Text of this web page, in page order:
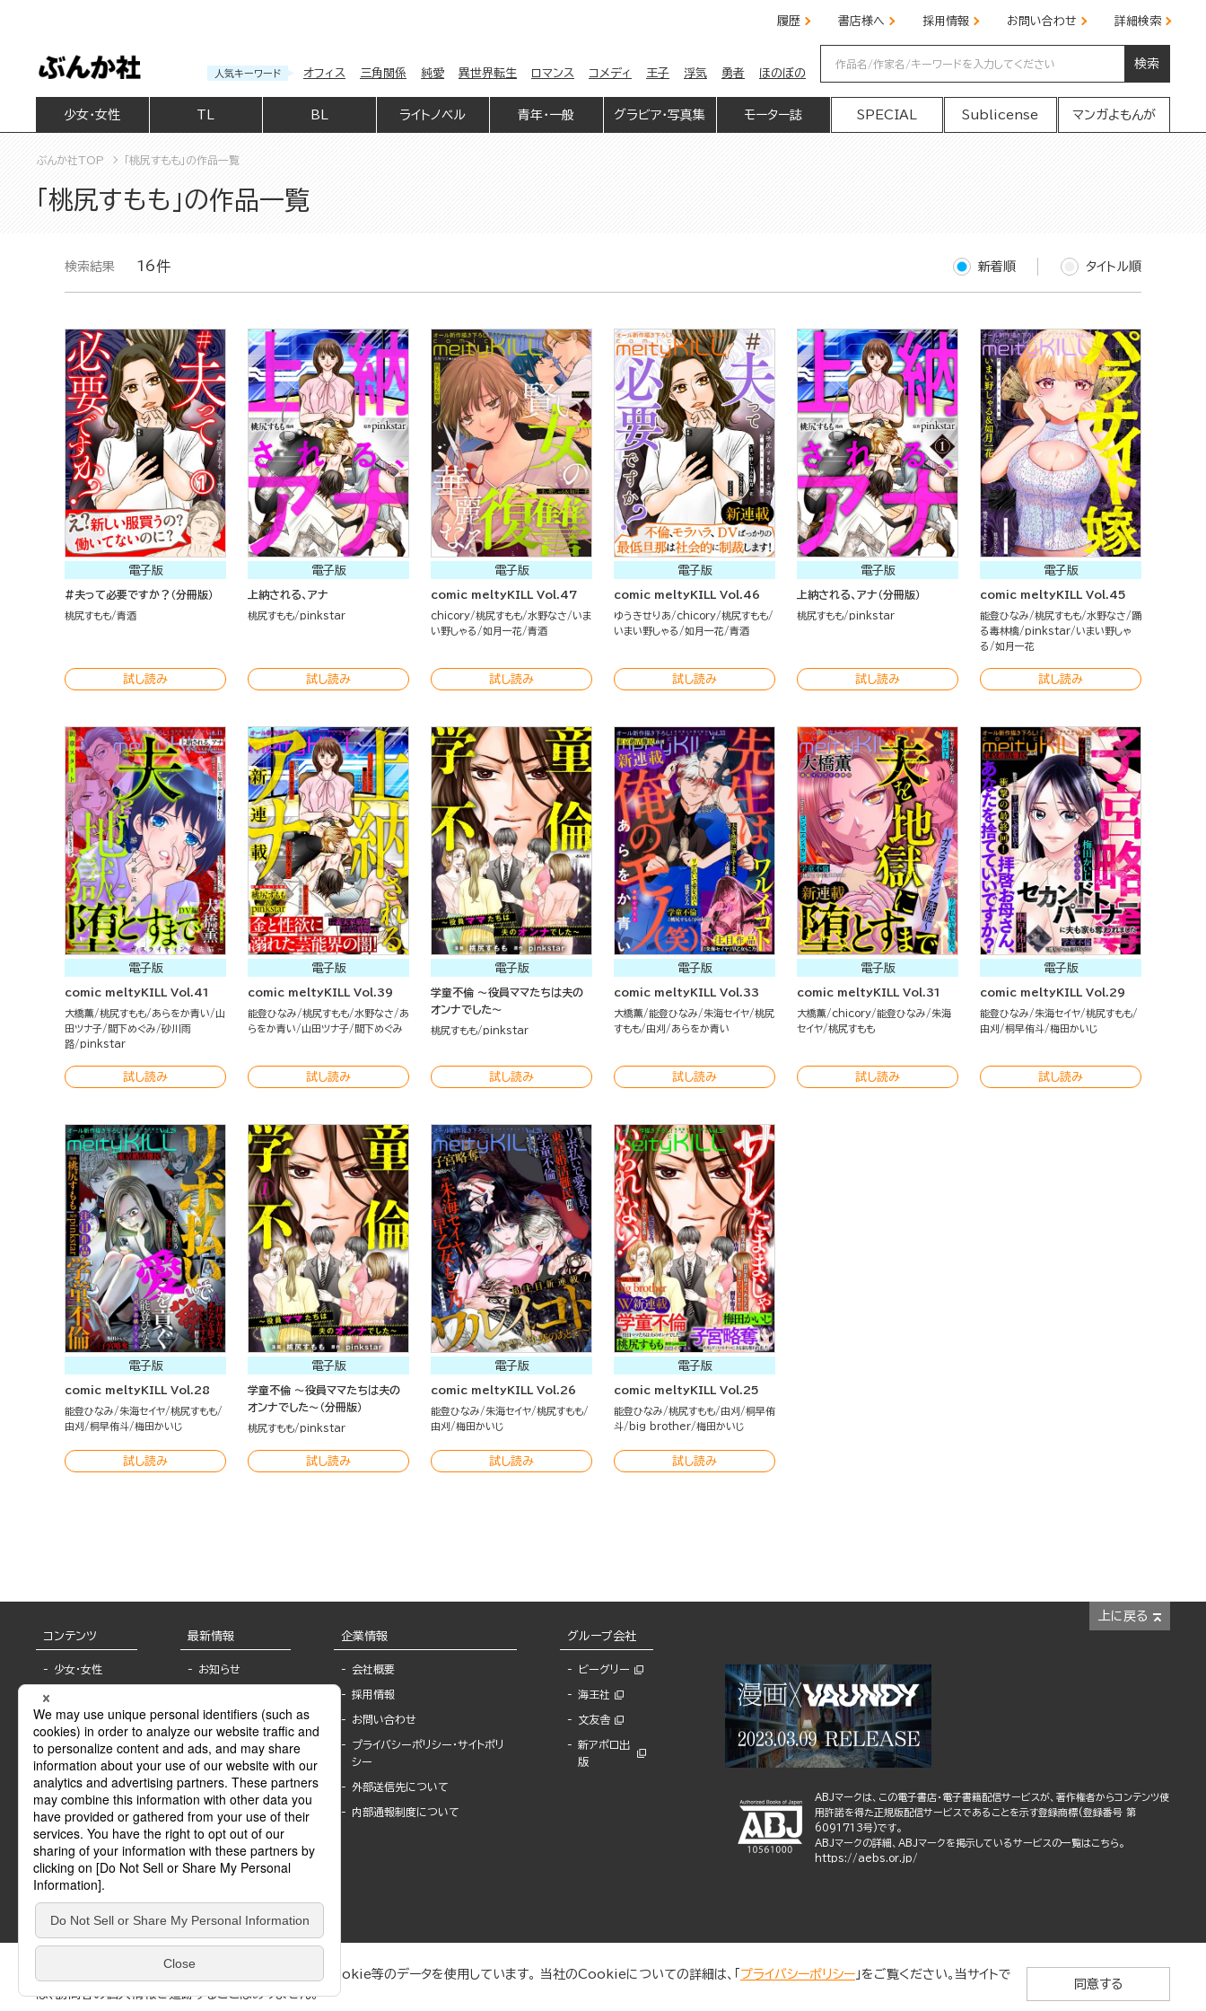
履歴 書店様へ 採用情報 お問い合わせ 詳細検索
人気キーワード オフィス 三角関係 純愛 異世界転生 ロマンス コメディ 王子 浮気 勇者 ほのぼの
検索
少女・女性 BL ライトノベル 青年・一般 グラビア・写真集 モーター誌 SPECIAL Sublicense マンガよもんが
ぶんか社TOP 「桃尻すもも」の作品一覧
「桃尻すもも」の作品一覧
検索結果 16件 新着順 タイトル順
電子版
#夫って必要ですか？（分冊版）
桃尻すもも 青酒
試し読み
電子版
上納される、アナ
桃尻すもも pinkstar
試し読み
電子版
comic meltyKILL Vol.47
chicory 桃尻すもも 水野なさ
いま
い野しゃる
如月一花 青酒
試し読み
電子版
comic meltyKILL Vol.46
ゆうきせりあ chicory 桃尻すもも
いまい野しゃる
如月一花 青酒
試し読み
電子版
上納される、アナ（分冊版）
桃尻すもも pinkstar
試し読み
電子版
comic meltyKILL Vol.45
能登ひなみ 桃尻すもも 水野なさ
踊
る毒林檎
pinkstar
いまい野しゃ
る
如月一花
試し読み
電子版
comic meltyKILL Vol.41
大橋薫 桃尻すもも あらをか青い
山
田ツナ子
間下めぐみ
砂川雨
路
pinkstar
試し読み
電子版
comic meltyKILL Vol.39
能登ひなみ 桃尻すもも 水野なさ
あ
らをか青い
山田ツナ子 間下めぐみ
試し読み
電子版
学童不倫 ～役員ママたちは夫の
オンナでした～
桃尻すもも pinkstar
試し読み
電子版
comic meltyKILL Vol.33
大橋薫 能登ひなみ 朱海セイヤ 桃尻
すもも
由刈 あらをか青い
試し読み
電子版
comic meltyKILL Vol.31
大橋薫 chicory 能登ひなみ
朱海
セイヤ 桃尻すもも
試し読み
電子版
comic meltyKILL Vol.29
能登ひなみ 朱海セイヤ 桃尻すもも
由刈
桐早侑斗 梅田かいじ
試し読み
電子版
comic meltyKILL Vol.28
能登ひなみ 朱海セイヤ 桃尻すもも
由刈
桐早侑斗 梅田かいじ
試し読み
電子版
学童不倫 ～役員ママたちは夫の
オンナでした～（分冊版）
桃尻すもも pinkstar
試し読み
電子版
comic meltyKILL Vol.26
能登ひなみ 朱海セイヤ 桃尻すもも
由刈
梅田かいじ
試し読み
電子版
comic meltyKILL Vol.25
能登ひなみ 桃尻すもも 由刈
桐早侑
斗
big brother 梅田かいじ
試し読み
上に戻る
コンテンツ
少女・女性
BL
ライトノベル
青年・一般
グラビア・写真
モーター誌
SPECIAL
Sublicense
最新情報
お知らせ
報
書店様へ
海外ライセンシー
公式SNSアカウ
ント
作家一覧
Keyword list
企業情報
会社概要
採用情報
お問い合わせ
プライバシーポリシー・サイトポリ
シー
外部送信先について
内部通報制度について
グループ会社
ビーグリー
海王社
文友舎
新アポロ出
版
ABJマークは、この電子書店・電子書籍配信サービスが、著作権者からコンテンツ使
用許諾を得た正規版配信サービスであることを示す登録商標(登録番号 第
6091713号)です。
ABJマークの詳細、ABJマークを掲示しているサービスの一覧はこちら。
https://aebs.or.jp/
ぶんか社が運営するサイトでは、利便性向上のためにCookie等のデータを使用しています。 当社のCookieについての詳細は、「 プライバシーポリシー 」をご覧ください。当サイトで
は、訪問者の個人情報を追跡することはありません。
同意する